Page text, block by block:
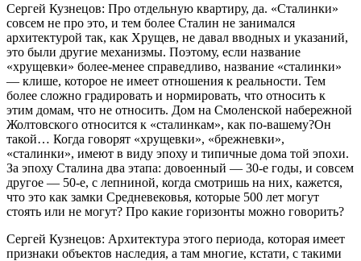
Сергей Кузнецов: Про отдельную квартиру, да. «Сталинки»
совсем не про это, и тем более Сталин не занимался
архитектурой так, как Хрущев, не давал вводных и указаний,
это были другие механизмы. Поэтому, если название
«хрущевки» более-менее справедливо, название «сталинки»
— клише, которое не имеет отношения к реальности. Тем
более сложно градировать и нормировать, что относить к
этим домам, что не относить. Дом на Смоленской набережной
Жолтовского относится к «сталинкам», как по-вашему?Он
такой… Когда говорят «хрущевки», «брежневки»,
«сталинки», имеют в виду эпоху и типичные дома той эпохи.
За эпоху Сталина два этапа: довоенный — 30-е годы, и совсем
другое — 50-е, с лепниной, когда смотришь на них, кажется,
что это как замки Средневековья, которые 500 лет могут
стоять или не могут? Про какие горизонты можно говорить?
Сергей Кузнецов: Архитектура этого периода, которая имеет
признаки объектов наследия, а там многие, кстати, с такими